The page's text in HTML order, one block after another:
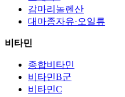
감마리놀렌산
대마종자유·오일류
비타민
종합비타민
비타민B군
비타민C